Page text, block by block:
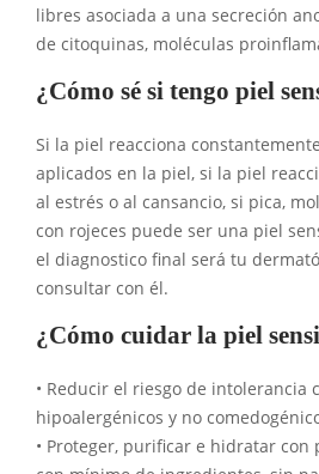
libres asociada a una secreción
de citoquinas, moléculas
¿Cómo sé si tengo piel
Si la piel reacciona
aplicados en la piel, si la piel
al estrés o al cansancio, si pica,
con rojeces puede ser una piel
el diagnostico final será tu
consultar con él.
¿Cómo cuidar la piel
• Reducir el riesgo de intolerancia
hipoalergénicos y no
• Proteger, purificar e hidratar